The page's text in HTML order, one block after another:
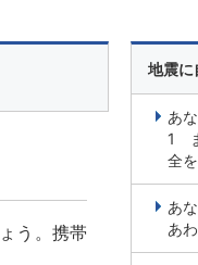
う。携帯
地震に
あ
1
全
あ
あ